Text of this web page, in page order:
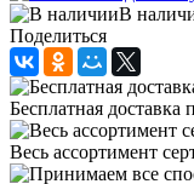
В
Поделиться
Бесплатная доставка
Весь ассортимент